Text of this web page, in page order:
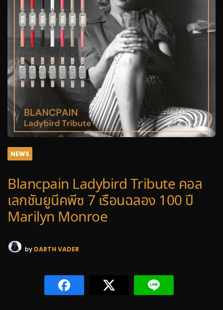
NEWS
Blancpain Ladybird Tribute คอล
เลกชันยูนีคพีซ 7 เรือนฉลอง 100 ปี
Marilyn Monroe
by DARTH VADER